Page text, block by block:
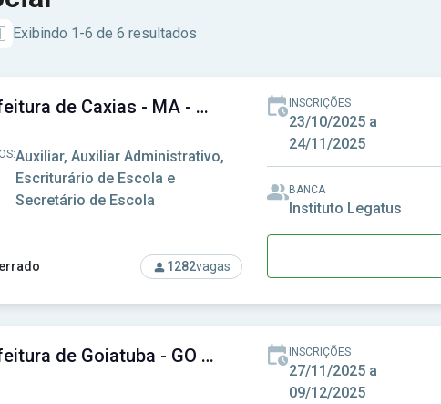
Exibindo 1-6 de 6 resultados
1282vagas
Prefeitura de Caxias - MA - Prefeitura Municipal de Caxias - MA
Auxiliar, Auxiliar Administrativo,
Escriturário de Escola e
Secretário de Escola
INSCRIÇÕES
23/10/2025 a
24/11/2025
BANCA
Instituto Legatus
Prefeitura de Goiatuba - GO - Prefeitura Municipal de Goiatuba - GO INSCRIÇÕES
27/11/2025 a
09/12/2025